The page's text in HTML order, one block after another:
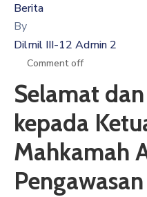
KINERJA
RB
ARTIKEL
GALERI
HUBUNGI
Berita
By
Dilmil III-12 Admin 2
Comment off
Selamat
kepada
Mahkamah
Pengawasan